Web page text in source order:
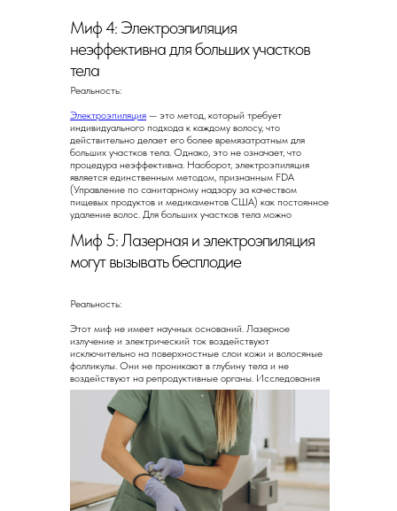
Миф 4: Электроэпиляция
неэффективна для больших участков
тела
Реальность:
Электроэпиляция — это метод, который требует
индивидуального подхода к каждому волосу, что
действительно делает его более времязатратным для
больших участков тела. Однако, это не означает, что
процедура неэффективна. Наоборот, электроэпиляция
является единственным методом, признанным FDA
(Управление по санитарному надзору за качеством
пищевых продуктов и медикаментов США) как постоянное
удаление волос. Для больших участков тела можно
лазерной эпиляции, а затем завершитьэлектроэпиляцией
для достижения идеального результата.
Миф 5: Лазерная и электроэпиляция
могут вызывать бесплодие
Реальность:
Этот миф не имеет научных оснований. Лазерное
излучение и электрический ток воздействуют
исключительно на поверхностные слои кожи и волосяные
фолликулы. Они не проникают в глубину тела и не
воздействуют на репродуктивные органы. Исследования
показывают, что ни лазерная, ни электроэпиляция не
влияют на фертильность и не могут вызвать бесплодие.
Записаться на процедуру
Скидка 50% на первую процедуру. Запишитесь
на ваши вопросы
получить скидку записаться
О компании Услуги